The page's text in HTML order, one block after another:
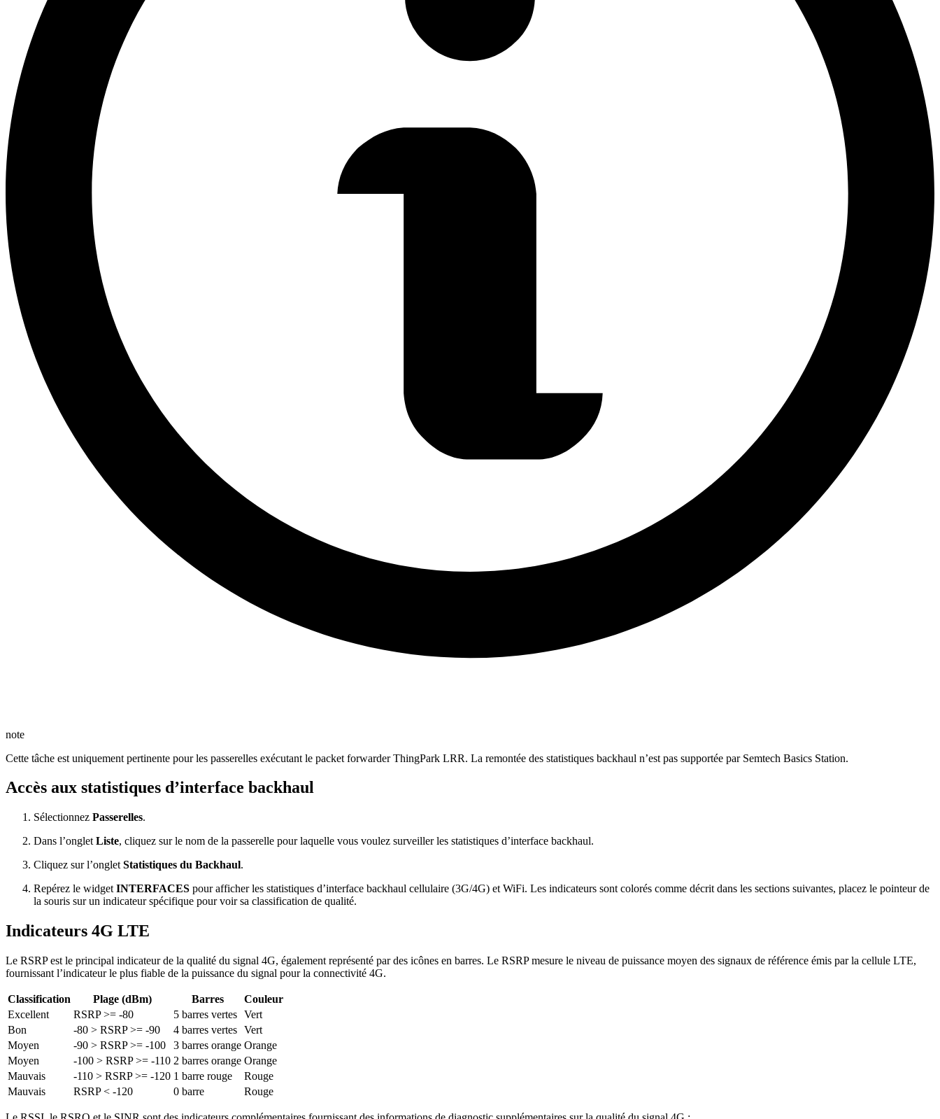
note
Cette tâche est uniquement pertinente pour les passerelles exécutant le packet forwarder ThingPark LRR. La remontée des statistiques backhaul n’est pas supportée par Semtech Basics Station.
Accès aux statistiques d’interface backhaul
Sélectionnez Passerelles.
Dans l’onglet Liste, cliquez sur le nom de la passerelle pour laquelle vous voulez surveiller les statistiques d’interface backhaul.
Cliquez sur l’onglet Statistiques du Backhaul.
Repérez le widget INTERFACES pour afficher les statistiques d’interface backhaul cellulaire (3G/4G) et WiFi. Les indicateurs sont colorés comme décrit dans les sections suivantes, placez le pointeur de
la souris sur un indicateur spécifique pour voir sa classification de qualité.
Indicateurs 4G LTE
Le RSRP est le principal indicateur de la qualité du signal 4G, également représenté par des icônes en barres. Le RSRP mesure le niveau de puissance moyen des signaux de référence émis par la cellule LTE,
fournissant l’indicateur le plus fiable de la puissance du signal pour la connectivité 4G.
Classification Plage (dBm) Barres
Couleur
Excellent
RSRP >= -80 5 barres vertes Vert
Bon
-80 > RSRP >= -90 4 barres vertes Vert
Moyen
-90 > RSRP >= -100 3 barres orange Orange
Moyen
-100 > RSRP >= -110 2 barres orange Orange
Mauvais
-110 > RSRP >= -120 1 barre rouge
Rouge
Mauvais
RSRP < -120 0 barre Rouge